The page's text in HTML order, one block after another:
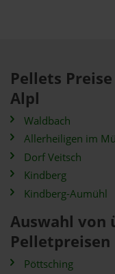
Pellets
Alpl
Waldbach
Allerheiligen im
Dorf Veitsch
Kindberg
Kindberg-Aumühl
Auswahl von
Pelletpreisen
Pöttsching